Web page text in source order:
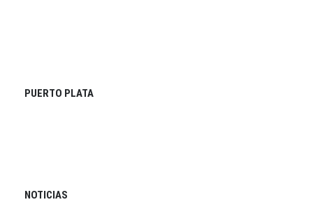
PUERTO PLATA
NOTICIAS